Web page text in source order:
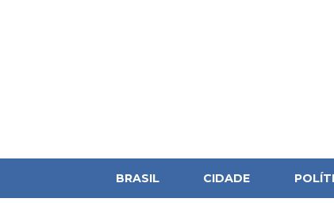
BRASIL CIDADE